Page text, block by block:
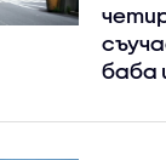
баба